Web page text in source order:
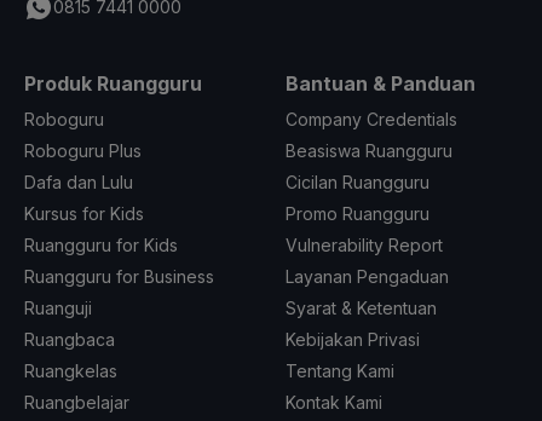
0815 7441 0000
Produk Ruangguru
Roboguru
Roboguru Plus
Dafa dan Lulu
Kursus for Kids
Ruangguru for Kids
Ruangguru for Business
Ruanguji
Ruangbaca
Ruangkelas
Ruangbelajar
Bantuan & Panduan
Company Credentials
Beasiswa Ruangguru
Cicilan Ruangguru
Promo Ruangguru
Vulnerability Report
Layanan Pengaduan
Syarat & Ketentuan
Kebijakan Privasi
Tentang Kami
Kontak Kami